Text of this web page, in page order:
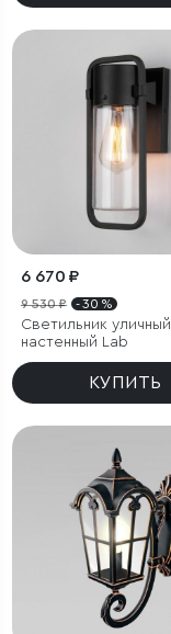
6 670 ₽
9 530 ₽ - 30 %
Светильник уличный
настенный Lab
КУПИТЬ